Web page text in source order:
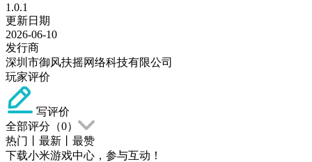
1.0.1
更新日期
2026-06-10
发行商
深圳市御风扶摇网络科技有限公司
玩家评价
写评价
全部评分（0）
热门
最新
最赞
下载小米游戏中心，参与互动！